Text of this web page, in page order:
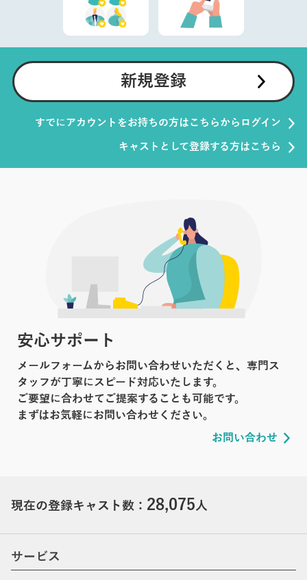
新規登録
すでにアカウントをお持ちの方はこちらからログイン
キャストとして登録する方はこちら
安心サポート
メールフォームからお問い合わせいただくと、専門ス
タッフが丁寧にスピード対応いたします。
ご要望に合わせてご提案することも可能です。
まずはお気軽にお問い合わせください。
お問い合わせ
現在の登録キャスト数： 28,075人
サービス